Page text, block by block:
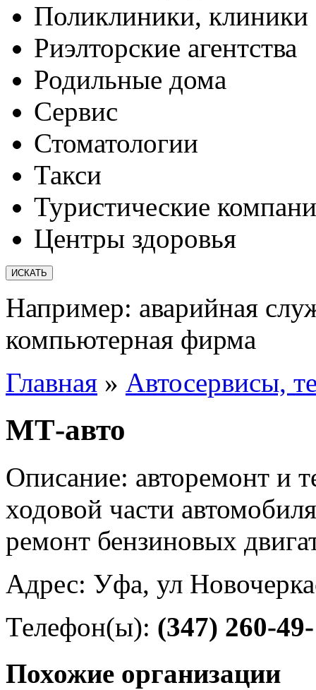
Поликлиники, клиники
Риэлторские агентства
Родильные дома
Сервис
Стоматологии
Такси
Туристические
Центры здоровья
Например: аварийная
компьютерная фирма
Главная » Автосервисы,
МТ-авто
Описание: авторемонт и
ходовой части
ремонт бензиновых
Адрес: Уфа, ул
Телефон(ы): (347) 260-
Похожие организации